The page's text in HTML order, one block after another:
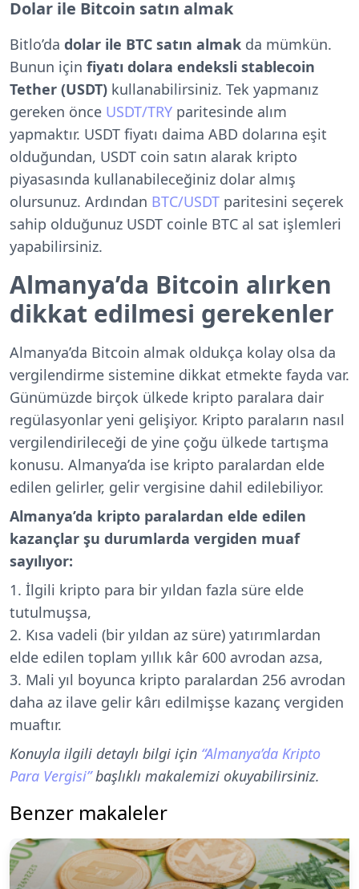
Dolar ile Bitcoin satın almak
Bitlo’da dolar ile BTC satın almak da mümkün.
Bunun için fiyatı dolara endeksli stablecoin
Tether (USDT) kullanabilirsiniz. Tek yapmanız
gereken önce USDT/TRY paritesinde alım
yapmaktır. USDT fiyatı daima ABD dolarına eşit
olduğundan, USDT coin satın alarak kripto
piyasasında kullanabileceğiniz dolar almış
olursunuz. Ardından BTC/USDT paritesini seçerek
sahip olduğunuz USDT coinle BTC al sat işlemleri
yapabilirsiniz.
Almanya’da Bitcoin alırken
dikkat edilmesi gerekenler
Almanya’da Bitcoin almak oldukça kolay olsa da
vergilendirme sistemine dikkat etmekte fayda var.
Günümüzde birçok ülkede kripto paralara dair
regülasyonlar yeni gelişiyor. Kripto paraların nasıl
vergilendirileceği de yine çoğu ülkede tartışma
konusu. Almanya’da ise kripto paralardan elde
edilen gelirler, gelir vergisine dahil edilebiliyor.
Almanya’da kripto paralardan elde edilen
kazançlar şu durumlarda vergiden muaf
sayılıyor:
İlgili kripto para bir yıldan fazla süre elde
tutulmuşsa,
Kısa vadeli (bir yıldan az süre) yatırımlardan
elde edilen toplam yıllık kâr 600 avrodan azsa,
Mali yıl boyunca kripto paralardan 256 avrodan
daha az ilave gelir kârı edilmişse kazanç vergiden
muaftır.
Konuyla ilgili detaylı bilgi için “Almanya’da Kripto
Para Vergisi”başlıklı makalemizi okuyabilirsiniz.
Benzer makaleler